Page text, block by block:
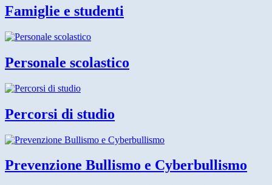
Famiglie e studenti
Personale scolastico
Percorsi di studio
Prevenzione Bullismo e Cyberbullismo